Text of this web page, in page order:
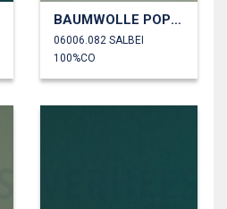
BAUMWOLLE POPELINE
06006.082 SALBEI
100%CO